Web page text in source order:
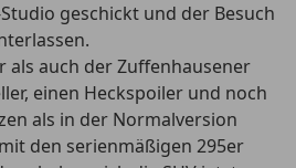
geschickt und der Besuch
als auch der Zuffenhausener
einen Heckspoiler und noch
als in der Normalversion
den serienmäßigen 295er